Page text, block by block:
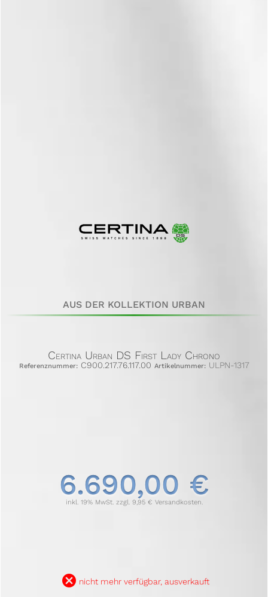
AUS DER KOLLEKTION URBAN
Certina Urban DS First Lady Chrono
Referenznummer: C900.217.76.117.00 Artikelnummer:ULPN-1317
6.690,00 €
inkl. 19% MwSt. zzgl. 9,95 € Versandkosten.
B nicht mehr verfügbar, ausverkauft